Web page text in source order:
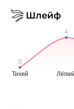
Шлейф